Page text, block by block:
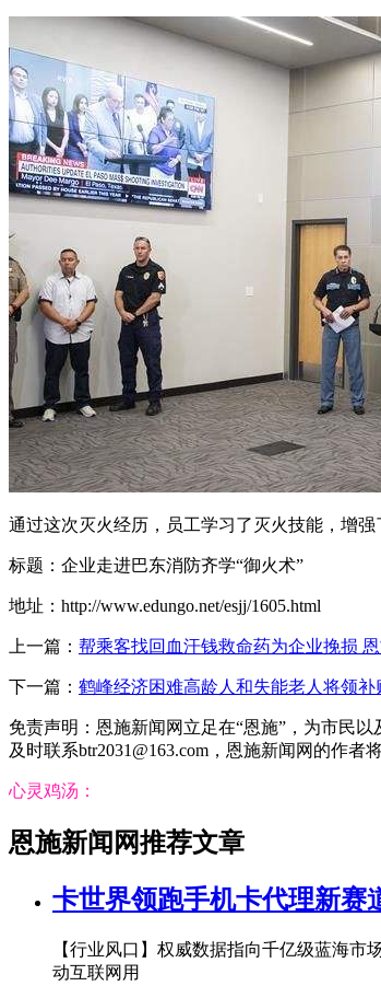
通过这次灭火经历，员工学习了灭火技能，增
标题：企业走进巴东消防齐学“御火术”
地址：http://www.edungo.net/esjj/1605.html
上一篇： 帮乘客找回血汗钱救命药为企业挽损
下一篇： 鹤峰经济困难高龄人和失能老人将领补
免责声明：恩施新闻网立足在“恩施”，为市民
及时联系btr2031@163.com，恩施新闻网的作者
心灵鸡汤：
恩施新闻网推荐文章
卡世界领跑手机卡代理新赛
【行业风口】权威数据指向千亿级蓝海市
动互联网用